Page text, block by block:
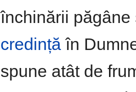
închinării păgâne
credință în
spune atât de